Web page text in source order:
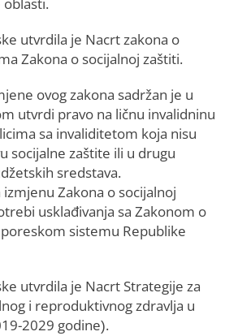
oblasti.
utvrdila je Nacrt zakona o
Zakona o socijalnoj zaštiti.
ovog zakona sadržan je u
utvrdi pravo na ličnu invalidninu
sa invaliditetom koja nisu
socijalne zaštite ili u drugu
sredstava.
Zakona o socijalnoj
usklađivanja sa Zakonom o
sistemu Republike
utvrdila je Nacrt Strategije za
i reproduktivnog zdravlja u
2029 godine).